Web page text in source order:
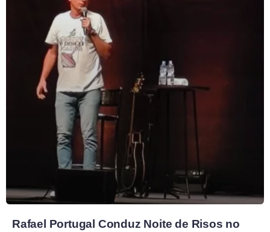
Rafael Portugal Conduz Noite de Risos no